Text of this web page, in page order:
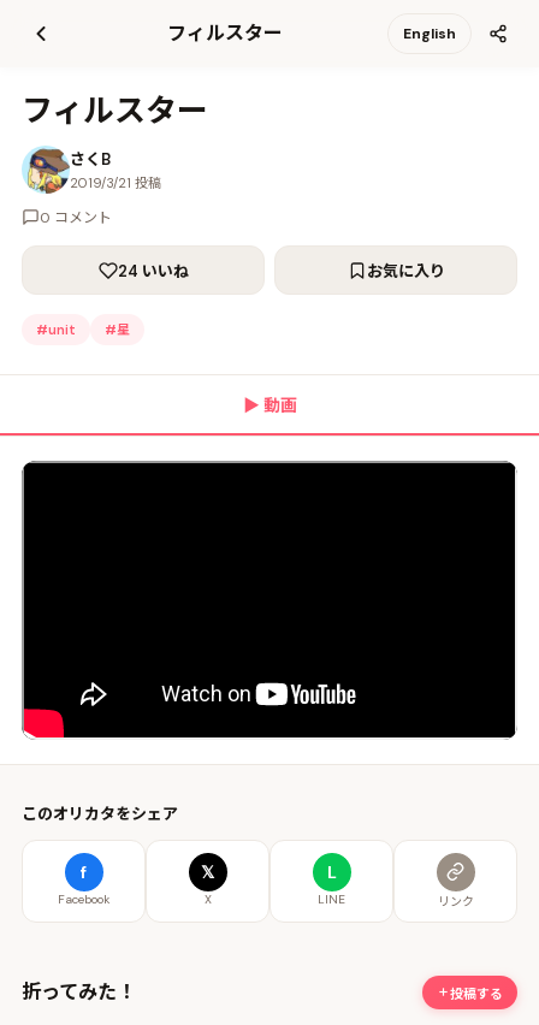
フィルスター English
フィルスター
さくB
2019/3/21 投稿
0 コメント
24 いいね お気に入り
#unit #星
▶ 動画
このオリカタをシェア
f
Facebook
𝕏
X
L
LINE リンク
折ってみた！ 投稿する